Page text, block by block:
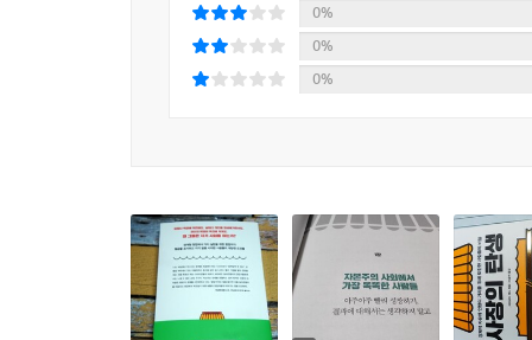
데이비드 색스는 말한다. 창업가가 된다는 것은
질문은 ‘무엇’이 아니라 ‘왜’일 것이다. 왜 사
실현하기 위해서, 또는 가족의 유산을 형상화하
0%
0%
0%